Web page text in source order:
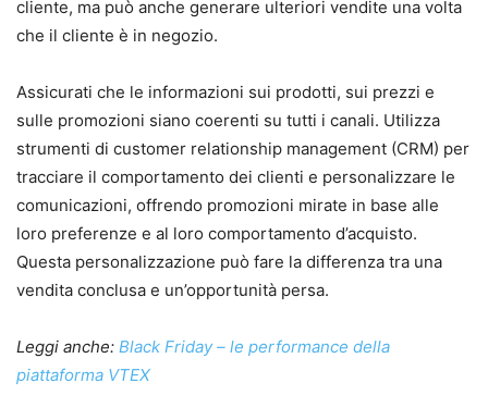
cliente, ma può anche generare ulteriori vendite una volta
che il cliente è in negozio.
Assicurati che le informazioni sui prodotti, sui prezzi e
sulle promozioni siano coerenti su tutti i canali. Utilizza
strumenti di customer relationship management (CRM) per
tracciare il comportamento dei clienti e personalizzare le
comunicazioni, offrendo promozioni mirate in base alle
loro preferenze e al loro comportamento d’acquisto.
Questa personalizzazione può fare la differenza tra una
vendita conclusa e un’opportunità persa.
Leggi anche: Black Friday – le performance della
piattaforma VTEX